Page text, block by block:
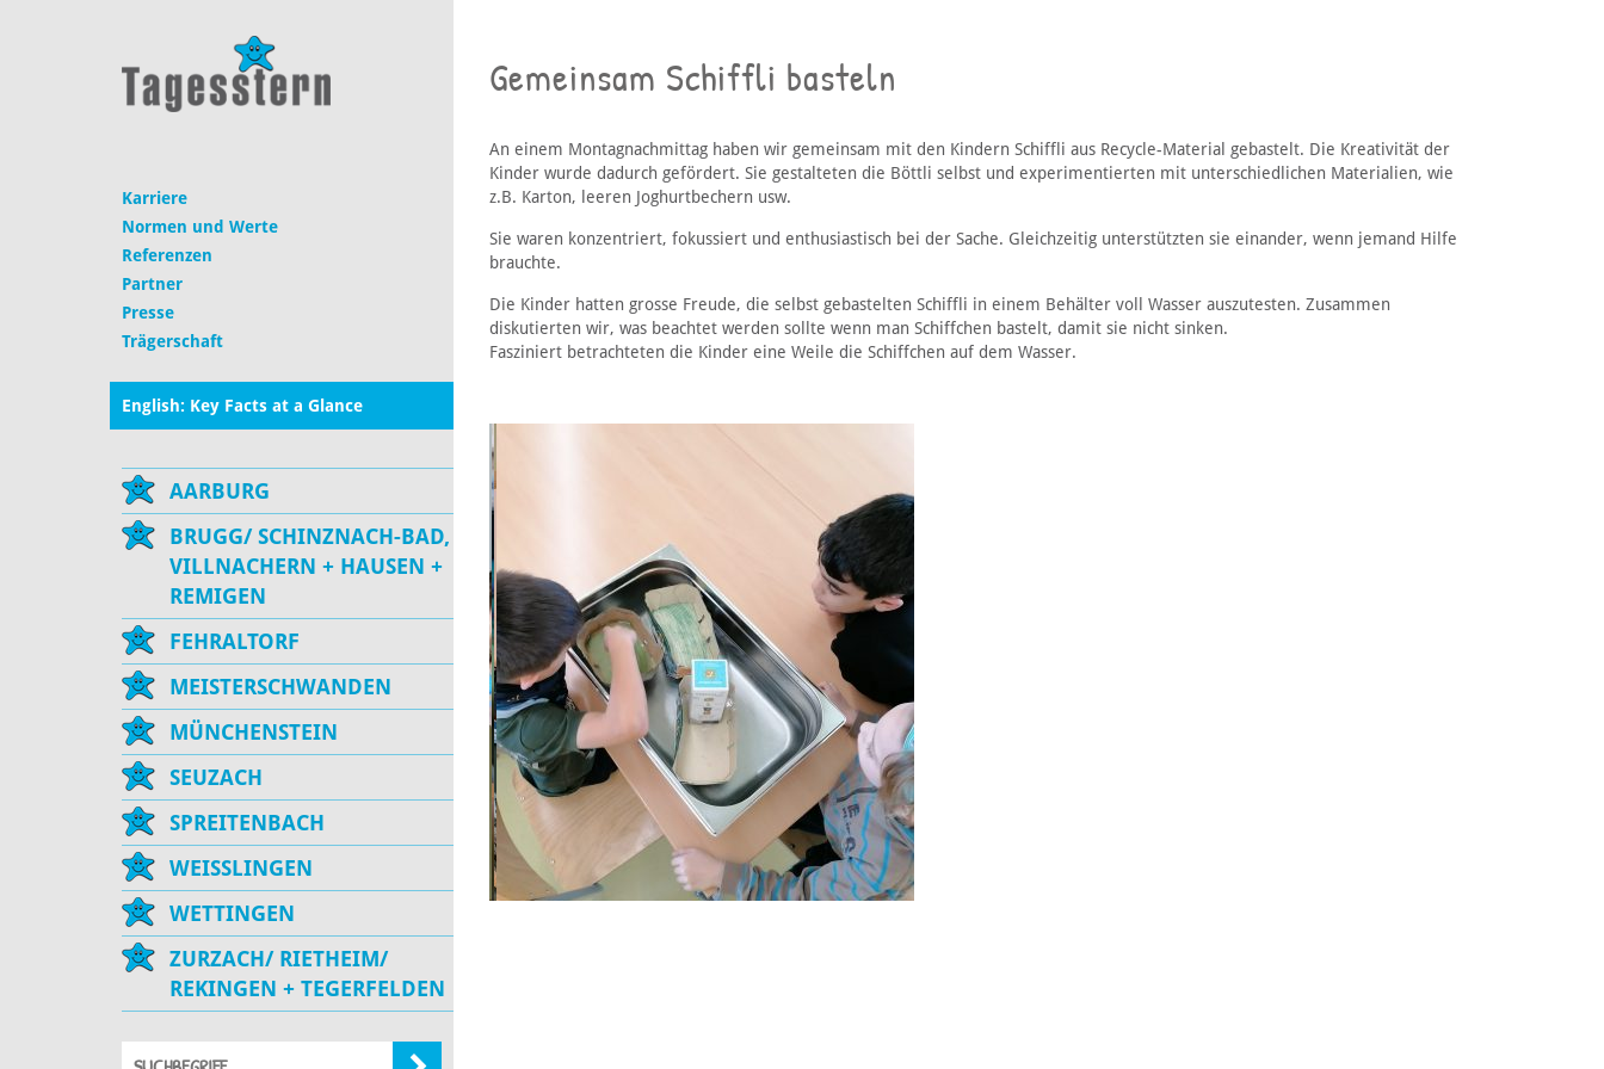
Karriere
Normen und Werte
Referenzen
Partner
Presse
Trägerschaft
English: Key Facts at a Glance
AARBURG
BRUGG/ SCHINZNACH-BAD,
VILLNACHERN + HAUSEN +
REMIGEN
FEHRALTORF
MEISTERSCHWANDEN
MÜNCHENSTEIN
SEUZACH
SPREITENBACH
WEISSLINGEN
WETTINGEN
ZURZACH/ RIETHEIM/
REKINGEN + TEGERFELDEN
Gemeinsam Schiffli basteln
An einem Montagnachmittag haben wir gemeinsam mit den Kindern Schiffli aus Recycle-Material gebastelt. Die Kreativität der
Kinder wurde dadurch gefördert. Sie gestalteten die Böttli selbst und experimentierten mit unterschiedlichen Materialien, wie
z.B. Karton, leeren Joghurtbechern usw.
Sie waren konzentriert, fokussiert und enthusiastisch bei der Sache. Gleichzeitig unterstützten sie einander, wenn jemand Hilfe
brauchte.
Die Kinder hatten grosse Freude, die selbst gebastelten Schiffli in einem Behälter voll Wasser auszutesten. Zusammen
diskutierten wir, was beachtet werden sollte wenn man Schiffchen bastelt, damit sie nicht sinken.
Fasziniert betrachteten die Kinder eine Weile die Schiffchen auf dem Wasser.